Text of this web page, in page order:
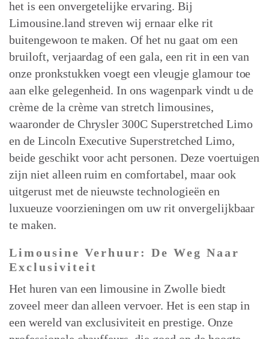
het is een onvergetelijke ervaring. Bij
Limousine.land streven wij ernaar elke rit
buitengewoon te maken. Of het nu gaat om een
bruiloft, verjaardag of een gala, een rit in een van
onze pronkstukken voegt een vleugje glamour toe
aan elke gelegenheid. In ons wagenpark vindt u de
crème de la crème van stretch limousines,
waaronder de Chrysler 300C Superstretched Limo
en de Lincoln Executive Superstretched Limo,
beide geschikt voor acht personen. Deze voertuigen
zijn niet alleen ruim en comfortabel, maar ook
uitgerust met de nieuwste technologieën en
luxueuze voorzieningen om uw rit onvergelijkbaar
te maken.
Limousine Verhuur: De Weg Naar
Exclusiviteit
Het huren van een limousine in Zwolle biedt
zoveel meer dan alleen vervoer. Het is een stap in
een wereld van exclusiviteit en prestige. Onze